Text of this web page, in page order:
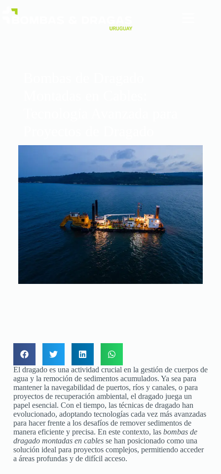
El dragado es una actividad crucial en la gestión de cuerpos de
agua y la remoción de sedimentos acumulados. Ya sea para
mantener la navegabilidad de puertos, ríos y canales, o para
proyectos de recuperación ambiental, el dragado juega un
papel esencial. Con el tiempo, las técnicas de dragado han
evolucionado, adoptando tecnologías cada vez más avanzadas
para hacer frente a los desafíos de remover sedimentos de
manera eficiente y precisa. En este contexto, las bombas de
dragado montadas en cablesse han posicionado como una
solución ideal para proyectos complejos, permitiendo acceder
a áreas profundas y de difícil acceso.